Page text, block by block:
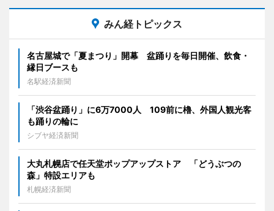
みん経トピックス
名古屋城で「夏まつり」開幕 盆踊りを毎日開催、飲食・
縁日ブースも
名駅経済新聞
「渋谷盆踊り」に6万7000人 109前に櫓、外国人観光客
も踊りの輪に
シブヤ経済新聞
大丸札幌店で任天堂ポップアップストア 「どうぶつの
森」特設エリアも
札幌経済新聞